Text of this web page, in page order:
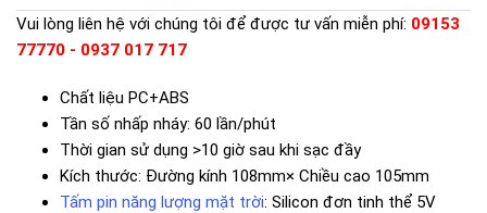
Vui lòng liên hệ với chúng tôi để được tư vấn miễn phí: 09153
77770 - 0937 017 717
Chất liệu PC+ABS
Tần số nhấp nháy: 60 lần/phút
Thời gian sử dụng >10 giờ sau khi sạc đầy
Kích thước: Đường kính 108mm× Chiều cao 105mm
Tấm pin năng lượng mặt trời: Silicon đơn tinh thể 5V